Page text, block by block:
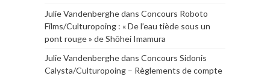
Julie Vandenberghedans Concours Roboto
Films/Culturopoing : « De l’eau tiède sous un
pont rouge » de Shōhei Imamura
Julie Vandenberghedans Concours Sidonis
Calysta/Culturopoing – Règlements de compte